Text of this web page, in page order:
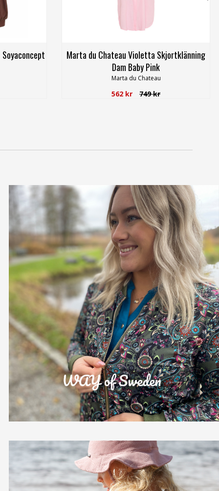
Marta du Chateau Violetta Skjortklänning
Dam Baby Pink
Marta du Chateau
562 kr 749 kr